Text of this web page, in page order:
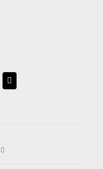
E-
mail